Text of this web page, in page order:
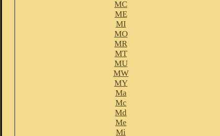
MC
ME
MI
MO
MR
MT
MU
MW
MY
Ma
Mc
Md
Me
Mi